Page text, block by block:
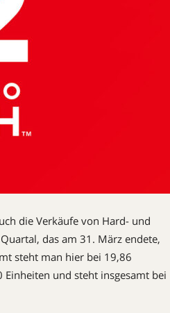
die Verkäufe von Hard- und
das am 31. März endete,
steht man hier bei 19,86
und steht insgesamt bei